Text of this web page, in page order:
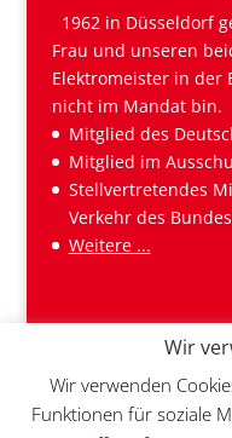
1962 in Düsseldorf
Frau und unseren
Elektromeister in der
nicht im Mandat bin.
Mitglied des
Mitglied im
Stellvertretendes
Verkehr des
Weitere ...
Wir
Wir verwenden
Funktionen für soziale